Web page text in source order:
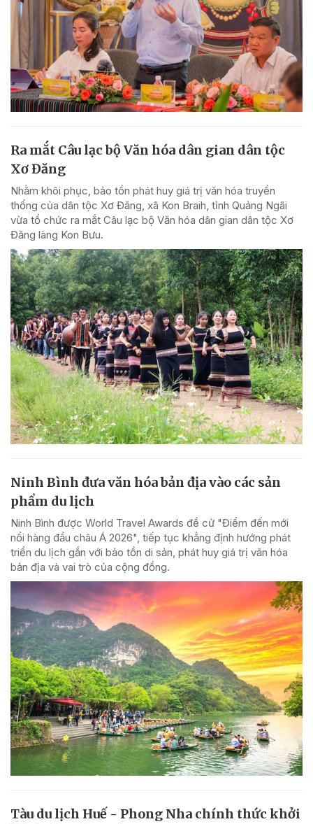
Ra mắt Câu lạc bộ Văn hóa dân gian dân tộc
Xơ Đăng
Nhằm khôi phục, bảo tồn phát huy giá trị văn hóa truyền
thống của dân tộc Xơ Đăng, xã Kon Braih, tỉnh Quảng Ngãi
vừa tổ chức ra mắt Câu lạc bộ Văn hóa dân gian dân tộc Xơ
Đăng làng Kon Bưu.
Ninh Bình đưa văn hóa bản địa vào các sản
phẩm du lịch
Ninh Bình được World Travel Awards đề cử "Điểm đến mới
nổi hàng đầu châu Á 2026", tiếp tục khẳng định hướng phát
triển du lịch gắn với bảo tồn di sản, phát huy giá trị văn hóa
bản địa và vai trò của cộng đồng.
Tàu du lịch Huế - Phong Nha chính thức khởi